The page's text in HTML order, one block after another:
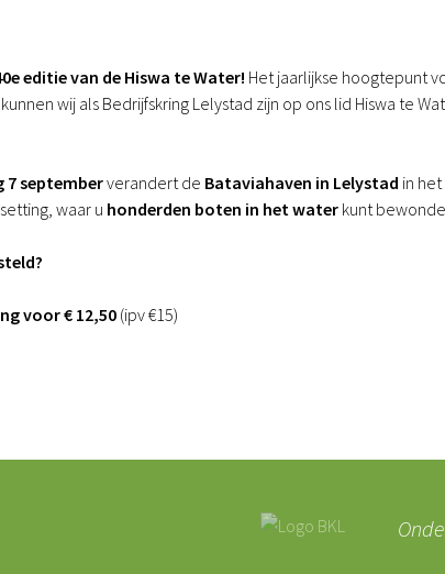
editie van de Hiswa te Water! Het jaarlijkse hoogtepunt
wij als Bedrijfskring Lelystad zijn op ons lid Hiswa te
7 septemberverandert de Bataviahaven in Lelystad in
waar u honderden boten in het water kunt
voor € 12,50 (ipv €15)